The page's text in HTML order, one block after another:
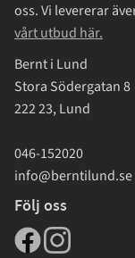
oss. Vi levererar
vårt utbud här.
Bernt i Lund
Stora Södergatan 8
222 23, Lund
046-152020
info@berntilund.se
Följ oss